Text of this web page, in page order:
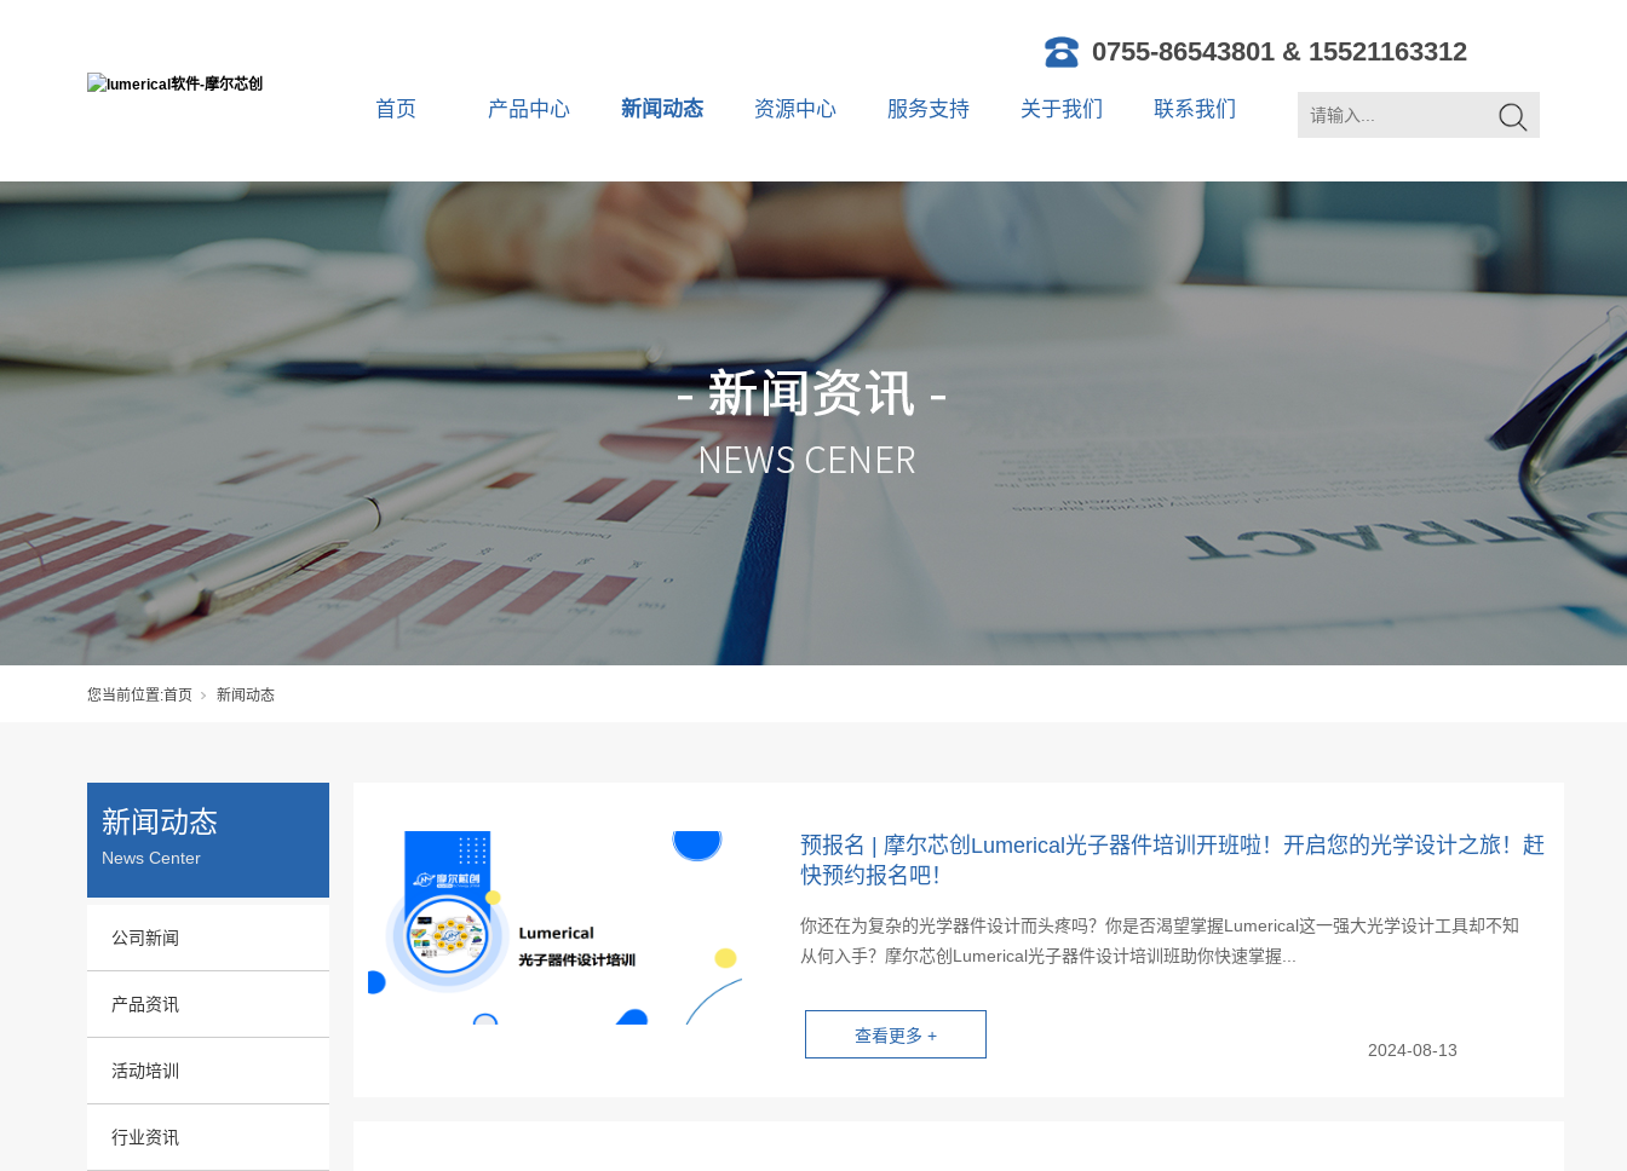
0755-86543801 & 15521163312
首页 产品中心 新闻动态 资源中心 服务支持 关于我们 联系我们
您当前位置:首页 新闻动态
新闻动态
News Center
公司新闻
产品资讯
活动培训
行业资讯
预报名 | 摩尔芯创Lumerical光子器件培训开班啦！开启您的光学设计之旅！赶
快预约报名吧！
你还在为复杂的光学器件设计而头疼吗？你是否渴望掌握Lumerical这一强大光学设计工具却不知
从何入手？摩尔芯创Lumerical光子器件设计培训班助你快速掌握...
2024-08-13